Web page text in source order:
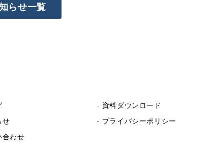
らせ一覧
せ
合わせ
資料ダウンロード
プライバシーポリシー